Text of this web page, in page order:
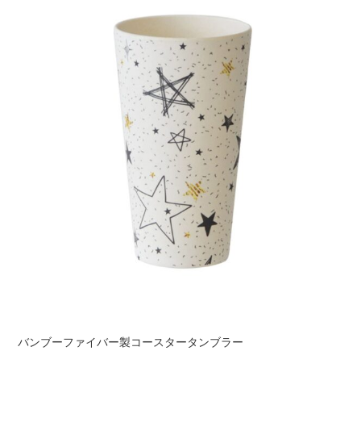
バンブーファイバー製コースタータンブラー